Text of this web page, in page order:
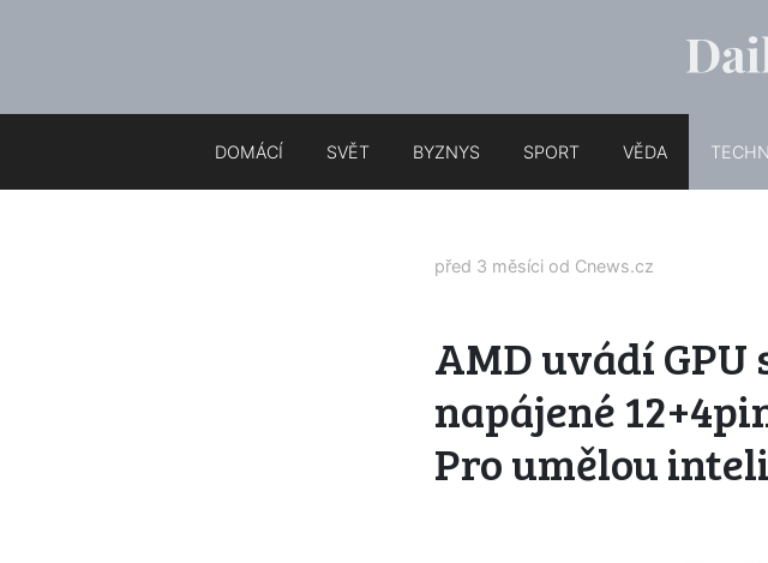
DOMÁCÍ SVĚT BYZNYS SPORT VĚDA
před 3 měsíci od Cnews.cz
AMD uvádí GPU
napájené
Pro umělou